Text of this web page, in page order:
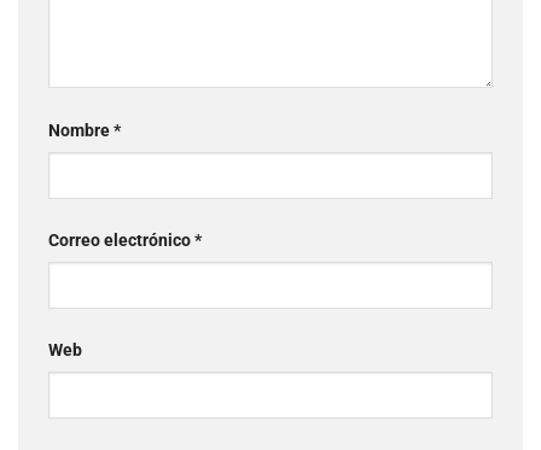
Nombre*
Correo electrónico*
Web